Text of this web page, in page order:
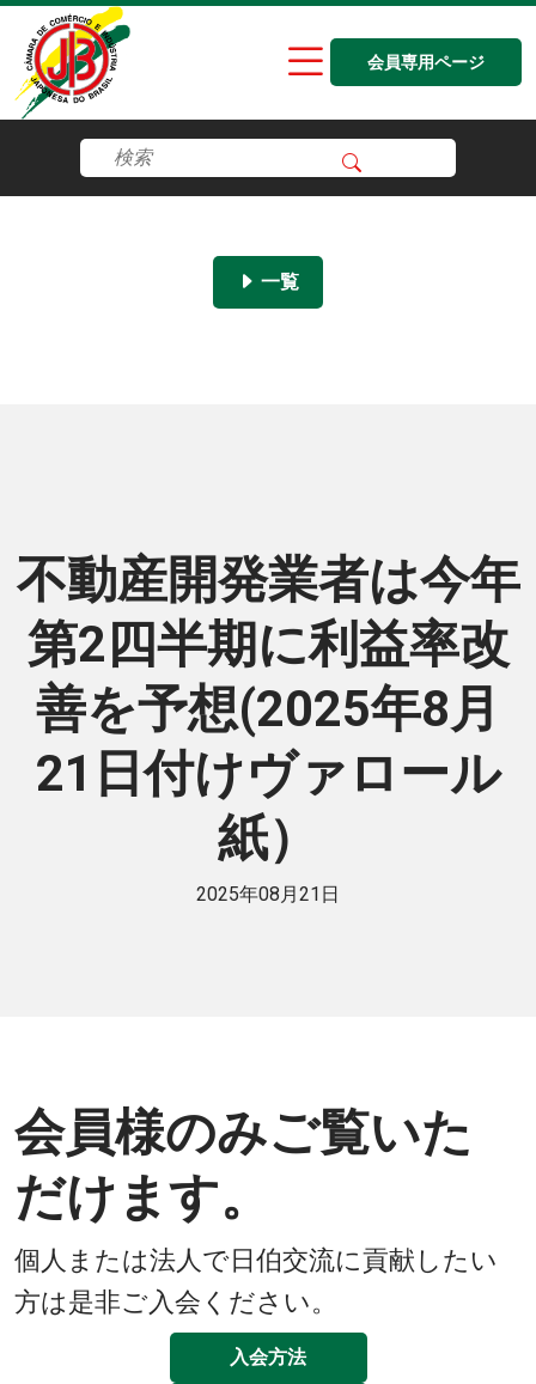
会員専用ページ
一覧
不動産開発業者は今年
第2四半期に利益率改
善を予想(2025年8月
21日付けヴァロール
紙）
2025年08月21日
会員様のみご覧いた
だけます。
個人または法人で日伯交流に貢献したい
方は是非ご入会ください。
入会方法